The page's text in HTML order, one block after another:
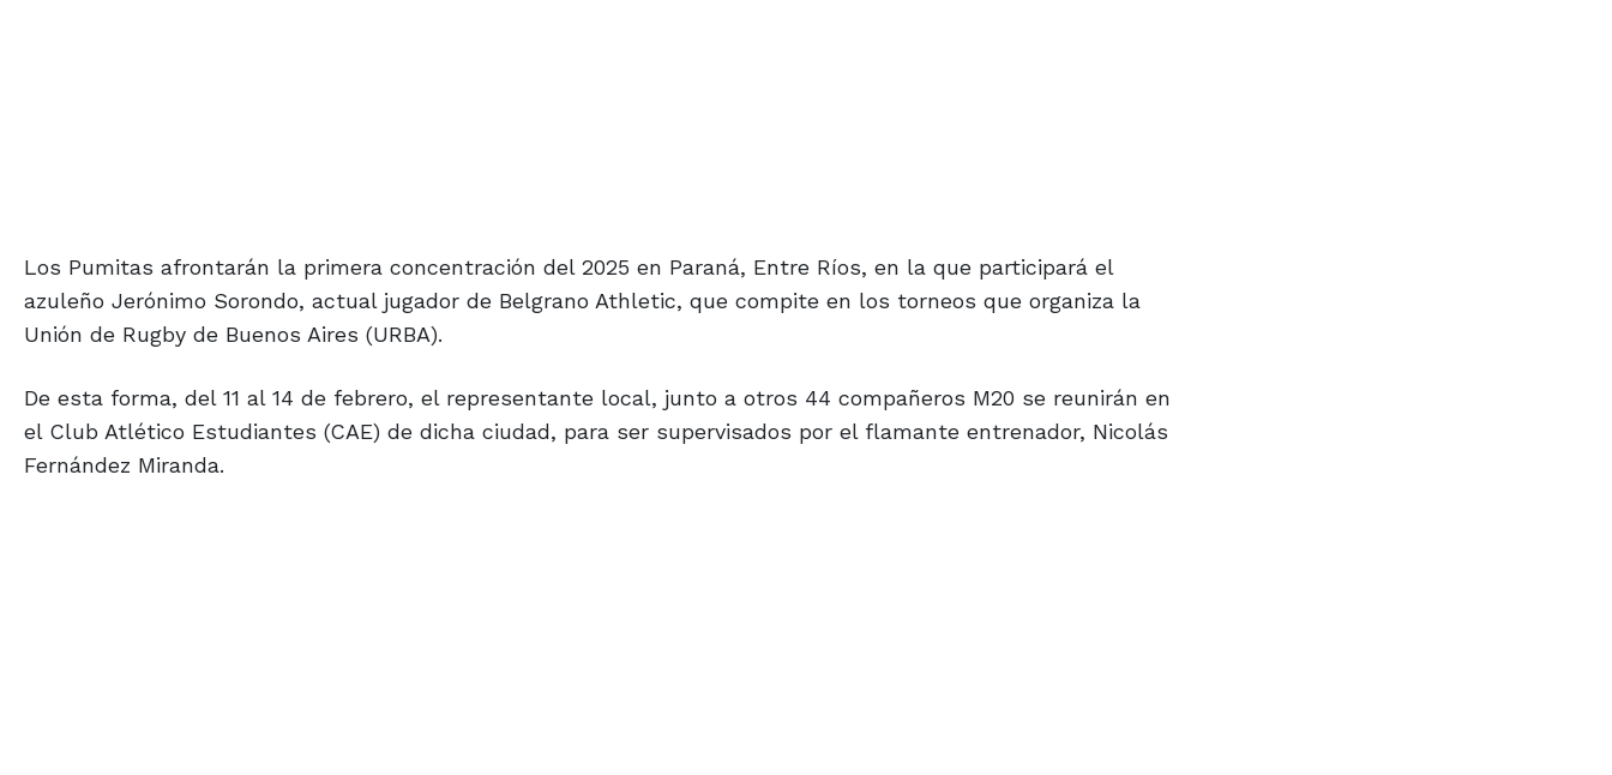
Los Pumitas afrontarán la primera concentración del 2025 en Paraná, Entre Ríos, en la que participará el
azuleño Jerónimo Sorondo, actual jugador de Belgrano Athletic, que compite en los torneos que organiza la
Unión de Rugby de Buenos Aires (URBA).
De esta forma, del 11 al 14 de febrero, el representante local, junto a otros 44 compañeros M20 se reunirán en
el Club Atlético Estudiantes (CAE) de dicha ciudad, para ser supervisados por el flamante entrenador, Nicolás
Fernández Miranda.